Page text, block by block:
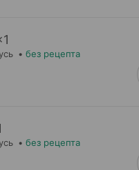
1
• без рецепта
• без рецепта